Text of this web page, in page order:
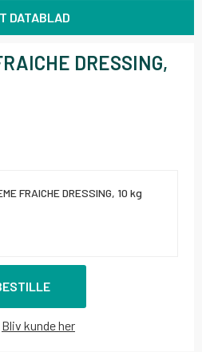
DATABLAD
DRESSING,
FRAICHE DRESSING, 10 kg
Bliv kunde her